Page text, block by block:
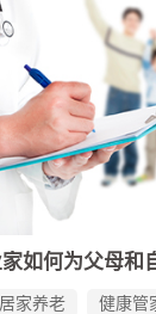
康管理服务有限公
，始终在回答的问
家养老 健康管